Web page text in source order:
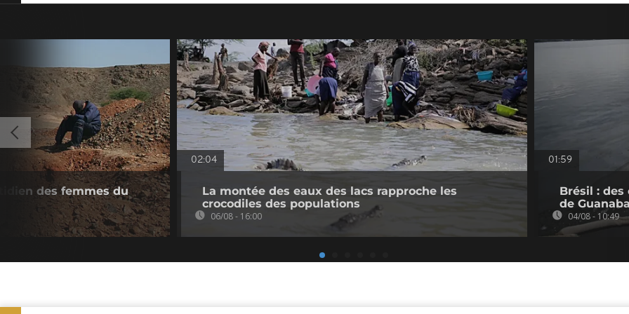
des femmes du
02:04
La montée des eaux des lacs rapproche les
crocodiles des populations
06/08 - 16:00
01:59
Brésil : des
de
04/08 - 10:49